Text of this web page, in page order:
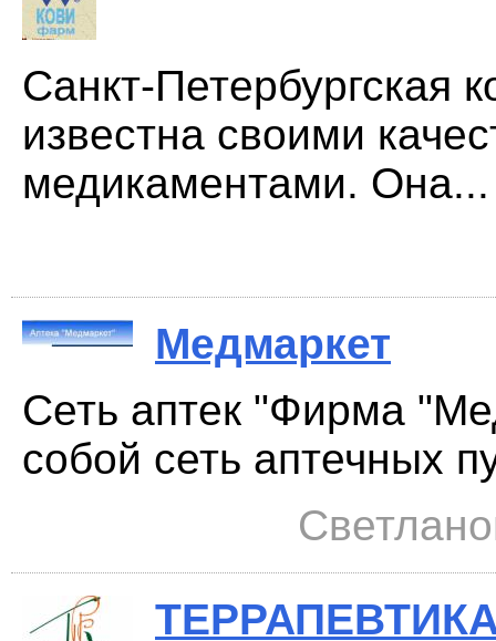
Санкт-
известна своими
медикаментами. Она...
Медмаркет
Сеть аптек "Фирма
собой сеть аптечных